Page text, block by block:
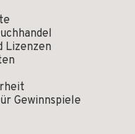
Lizenzen
Gewinnspiele